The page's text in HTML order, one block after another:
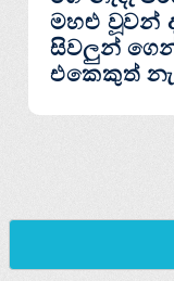
මහළු වූවන්
සිවලුන් ගෙන්
එකෙකුත්